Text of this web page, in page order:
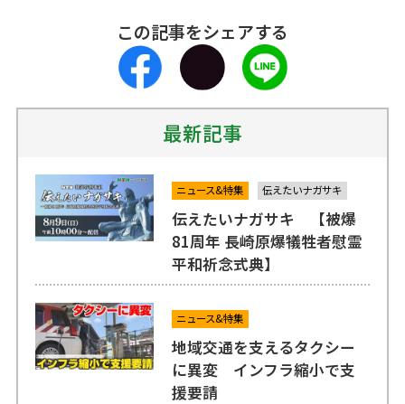
この記事をシェアする
最新記事
ニュース&特集 伝えたいナガサキ
伝えたいナガサキ 【被爆
81周年 長崎原爆犠牲者慰霊
平和祈念式典】
ニュース&特集
地域交通を支えるタクシー
に異変 インフラ縮小で支
援要請